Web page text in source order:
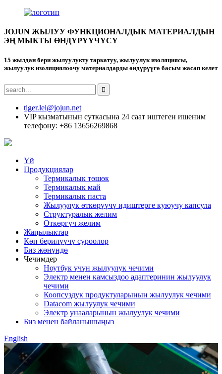
JOJUN ЖЫЛУУ ФУНКЦИОНАЛДЫК МАТЕРИАЛДЫН
ЭҢ МЫКТЫ ӨНДҮРҮҮЧҮСҮ
15 жылдан бери жылуулукту таркатуу, жылуулук изоляциясы,
жылуулук изоляциялоочу материалдарды өндүрүүгө басым жасап келет
tiger.lei@jojun.net
VIP кызматынын суткасына 24 саат иштеген ишеним
телефону: +86 13656269868
Үй
Продукциялар
Термикалык төшөк
Термикалык май
Термикалык паста
Жылуулук өткөрүүчү идиштерге куюучу капсула
Структуралык желим
Өткөргүч желим
Жаңылыктар
Көп берилүүчү суроолор
Биз жөнүндө
Чечимдер
Ноутбук үчүн жылуулук чечими
Электр менен камсыздоо адаптеринин жылуулук
чечими
Коопсуздук продуктуларынын жылуулук чечими
Datacom жылуулук чечими
Электр унааларынын жылуулук чечими
Биз менен байланышыңыз
English